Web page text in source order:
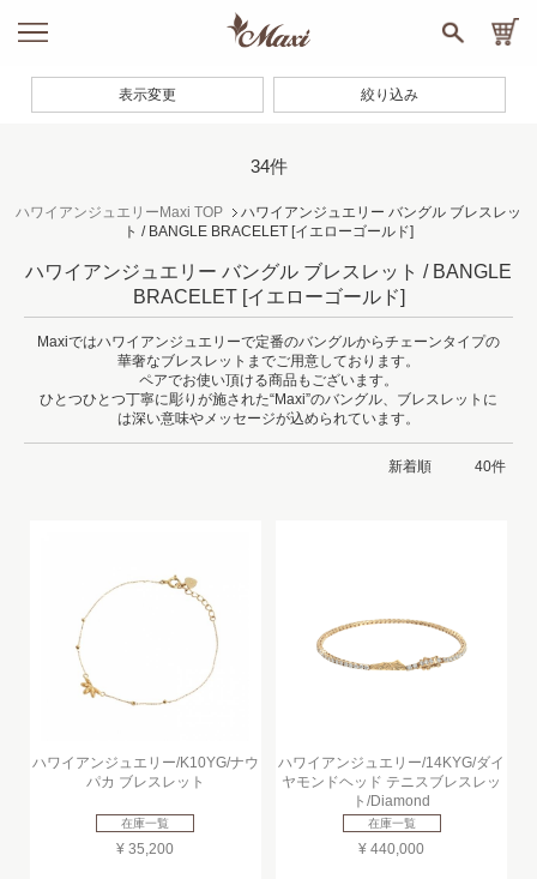
34件
ハワイアンジュエリーMaxi TOP
ハワイアンジュエリー バングル ブレスレッ
ト / BANGLE BRACELET [イエローゴールド]
ハワイアンジュエリー バングル ブレスレット / BANGLE
BRACELET [イエローゴールド]
Maxiではハワイアンジュエリーで定番のバングルからチェーンタイプの
華奢なブレスレットまでご用意しております。
ペアでお使い頂ける商品もございます。
ひとつひとつ丁寧に彫りが施された“Maxi”のバングル、ブレスレットに
は深い意味やメッセージが込められています。
ハワイアンジュエリー/K10YG/ナウ
パカ ブレスレット
在庫一覧
¥ 35,200
ハワイアンジュエリー/14KYG/ダイ
ヤモンドヘッド テニスブレスレッ
ト/Diamond
在庫一覧
¥ 440,000
表示変更 絞り込み